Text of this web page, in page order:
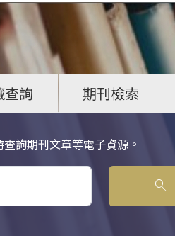
查詢 期刊檢索
詢期刊文章等電子資源。
search